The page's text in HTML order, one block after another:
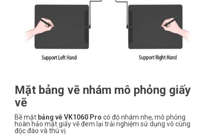
Mặt bảng vẽ nhám mô phỏng giấy
vẽ
Bề mặt bảng vẽ VK1060 Pro có độ nhám nhẹ, mô phỏng
hoàn hảo mặt giấy vẽ đem lại trải nghiệm sử dụng vô cùng
độc đáo và thú vị.